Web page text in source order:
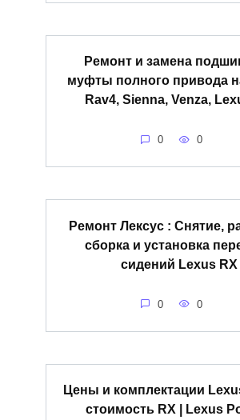
Ремонт и замена
муфты полного привода
Rav4, Sienna, Venza,
0 0
Ремонт Лексус : Снятие,
сборка и установка
сидений Lexus RX
0 0
Цены и комплектации
стоимость RX | Lexus